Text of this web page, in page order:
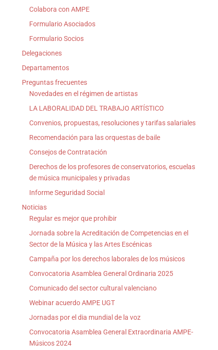
Colabora con AMPE
Formulario Asociados
Formulario Socios
Delegaciones
Departamentos
Preguntas frecuentes
Novedades en el régimen de artistas
LA LABORALIDAD DEL TRABAJO ARTÍSTICO
Convenios, propuestas, resoluciones y tarifas salariales
Recomendación para las orquestas de baile
Consejos de Contratación
Derechos de los profesores de conservatorios, escuelas
de música municipales y privadas
Informe Seguridad Social
Noticias
Regular es mejor que prohibir
Jornada sobre la Acreditación de Competencias en el
Sector de la Música y las Artes Escénicas
Campaña por los derechos laborales de los músicos
Convocatoria Asamblea General Ordinaria 2025
Comunicado del sector cultural valenciano
Webinar acuerdo AMPE UGT
Jornadas por el dia mundial de la voz
Convocatoria Asamblea General Extraordinaria AMPE-
Músicos 2024